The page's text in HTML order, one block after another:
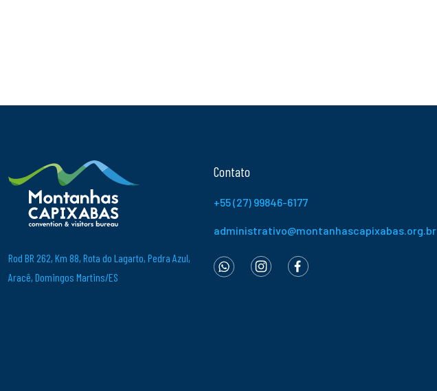
Rod BR 262, Km 88, Rota do Lagarto, Pedra Azul,
Aracê, Domingos Martins/ES
Contato
+55 (27) 99846-6177
administrativo@montanhascapixabas.org.br